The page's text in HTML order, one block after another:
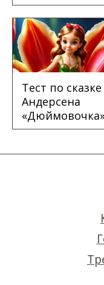
Тест по сказке
Андерсена